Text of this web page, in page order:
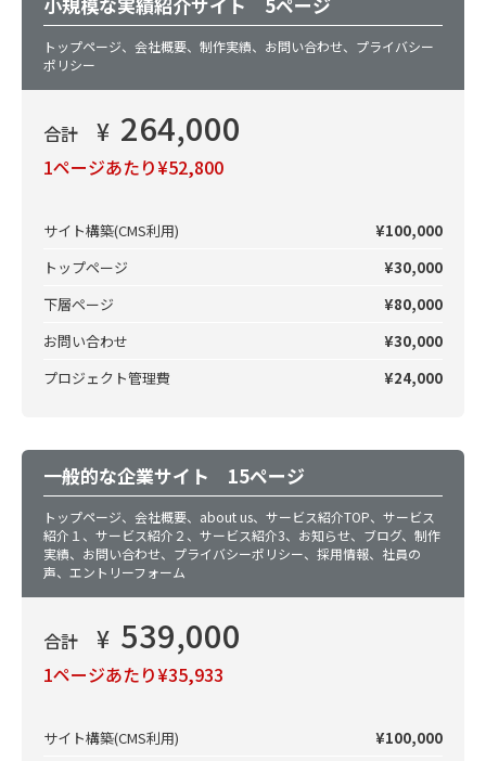
トップページ、会社概要、制作実績、お問い合わせ、プライバシー
ポリシー
合計 ¥ 264,000
1ページあたり¥52,800
サイト構築(CMS利用)
¥100,000
トップページ
¥30,000
下層ページ
¥80,000
お問い合わせ
¥30,000
プロジェクト管理費
¥24,000
一般的な企業サイト 15ページ
トップページ、会社概要、about us、サービス紹介TOP、サービス
紹介１、サービス紹介２、サービス紹介3、お知らせ、ブログ、制作
実績、お問い合わせ、プライバシーポリシー、採用情報、社員の
声、エントリーフォーム
合計 ¥ 539,000
1ページあたり¥35,933
サイト構築(CMS利用) ¥100,000